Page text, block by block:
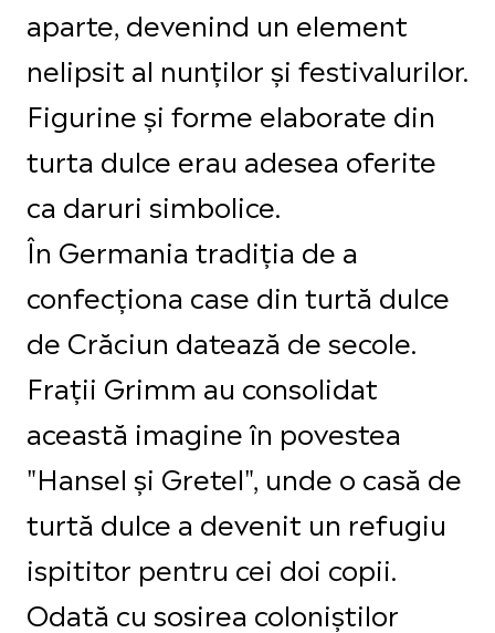
aparte, devenind un element
nelipsit al nunților și festivalurilor.
Figurine și forme elaborate din
turta dulce erau adesea oferite
ca daruri simbolice.
În Germania tradiția de a
confecționa case din turtă dulce
de Crăciun datează de secole.
Frații Grimm au consolidat
această imagine în povestea
"Hansel și Gretel", unde o casă de
turtă dulce a devenit un refugiu
ispititor pentru cei doi copii.
Odată cu sosirea coloniștilor